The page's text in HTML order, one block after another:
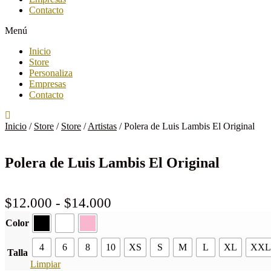
Contacto
Menú
Inicio
Store
Personaliza
Empresas
Contacto
Inicio / Store / Store /Artistas /Polera de Luis Lambis El Original
Polera de Luis Lambis El Original
$12.000 - $14.000
precios:
desde
Color
Talla
4 6 8 10 XS S M L XL
XXL
Limpiar